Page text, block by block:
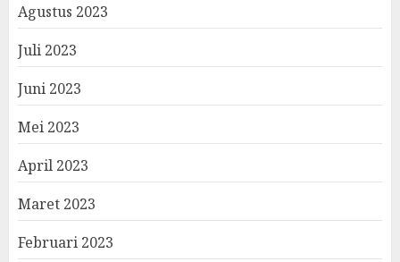
Agustus 2023
Juli 2023
Juni 2023
Mei 2023
April 2023
Maret 2023
Februari 2023